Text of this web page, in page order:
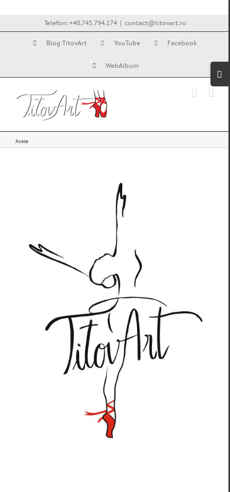
content
Telefon: +40.745.794.174 | contact@titovart.ro
Blog TitovArt YouTube Facebook
WebAlbum
Acasa
Bar